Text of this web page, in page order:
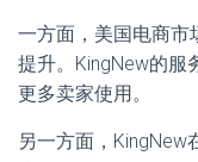
一方面，美国电商市
提升。KingNew的服
更多卖家使用。
另一方面，KingNew